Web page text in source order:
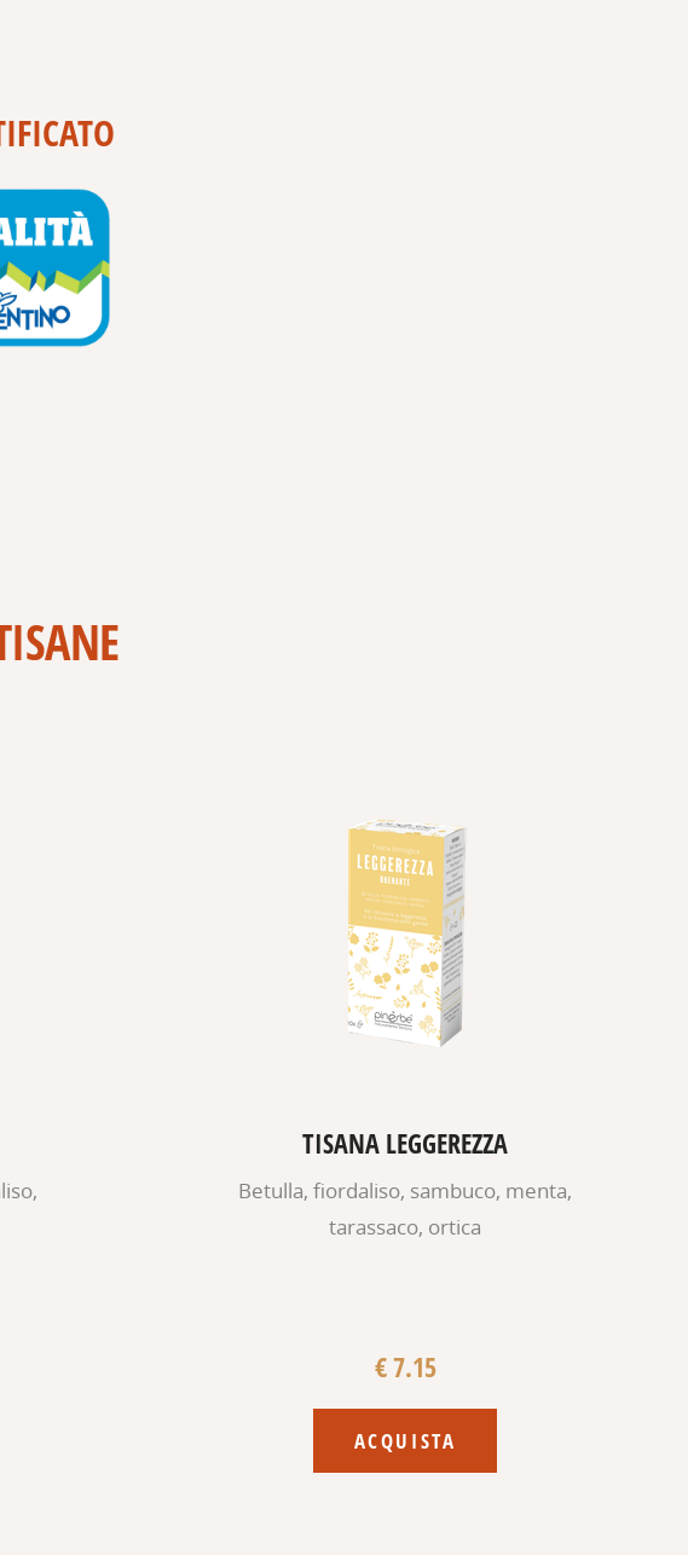
TISANA LEGGEREZZA
Betulla, fiordaliso, sambuco, menta,
tarassaco, ortica
€ 7.15
ACQUISTA